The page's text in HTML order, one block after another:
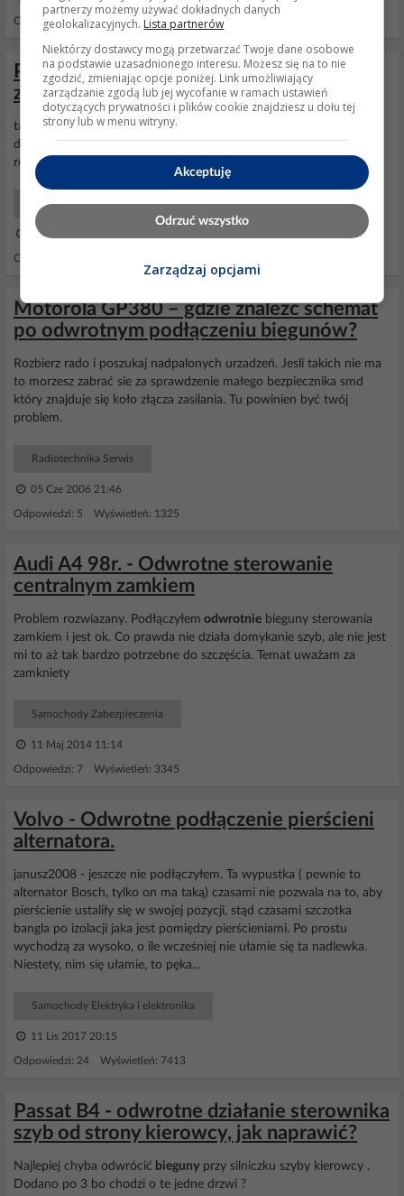
Odpowiedzi: 5 Wyświetleń: 3042
Passat B5 szyby elektryczne odwrotne
zamykanie otwieranie
tak najchetniej bym to zrobil ale kostka wchodzi do silniczka na
duzo kabelkow, a nie wiem za ktore sie wziac, chcialem zamienic
rowniez
Samochody Początkujący
08 Sty 2009 00:45
Odpowiedzi: 5 Wyświetleń: 4774
Motorola GP380 – gdzie znaleźć schemat
po odwrotnym podłączeniu biegunów?
Rozbierz rado i poszukaj nadpalonych urzadzeń. Jesli takich nie ma
to morzesz zabrać sie za sprawdzenie małego bezpiecznika smd
który znajduje się koło złącza zasilania. Tu powinien być twój
problem.
Radiotechnika Serwis
05 Cze 2006 21:46
Odpowiedzi: 5 Wyświetleń: 1325
Audi A4 98r. - Odwrotne sterowanie
centralnym zamkiem
Problem rozwiazany. Podłączyłem odwrotnie bieguny sterowania
zamkiem i jest ok. Co prawda nie działa domykanie szyb, ale nie jest
mi to aż tak bardzo potrzebne do szczęścia. Temat uważam za
zamkniety
Samochody Zabezpieczenia
11 Maj 2014 11:14
Odpowiedzi: 7 Wyświetleń: 3345
Volvo - Odwrotne podłączenie pierścieni
alternatora.
janusz2008 - jeszcze nie podłączyłem. Ta wypustka ( pewnie to
alternator Bosch, tylko on ma taką) czasami nie pozwala na to, aby
pierścienie ustaliły się w swojej pozycji, stąd czasami szczotka
bangla po izolacji jaka jest pomiędzy pierścieniami. Po prostu
wychodzą za wysoko, o ile wcześniej nie ułamie się ta nadlewka.
Niestety, nim się ułamie, to pęka...
Samochody Elektryka i elektronika
11 Lis 2017 20:15
Odpowiedzi: 24 Wyświetleń: 7413
Passat B4 - odwrotne działanie sterownika
szyb od strony kierowcy, jak naprawić?
Najlepiej chyba odwrócić bieguny przy silniczku szyby kierowcy .
Dodano po 3 bo chodzi o te jedne drzwi ?
partnerzy możemy używać dokładnych danych
geolokalizacyjnych. Lista partnerów
Niektórzy dostawcy mogą przetwarzać Twoje dane osobowe
na podstawie uzasadnionego interesu. Możesz się na to nie
zgodzić, zmieniając opcje poniżej. Link umożliwiający
zarządzanie zgodą lub jej wycofanie w ramach ustawień
dotyczących prywatności i plików cookie znajdziesz u dołu tej
strony lub w menu witryny.
Akceptuję
Odrzuć wszystko
Zarządzaj opcjami